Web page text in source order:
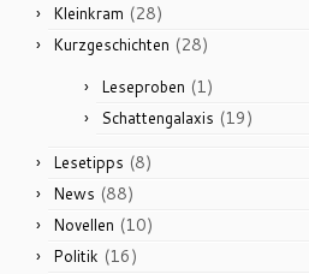
Kleinkram (28)
Kurzgeschichten (28)
Leseproben (1)
Schattengalaxis (19)
Lesetipps (8)
News (88)
Novellen (10)
Politik (16)